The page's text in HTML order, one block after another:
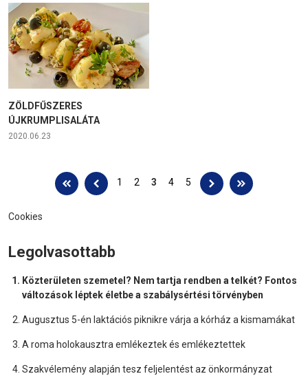
ZÖLDFŰSZERES
ÚJKRUMPLISALÁTA
2020.06.23
Oldalak 1 2 3 4 5
Cookies
Legolvasottabb
Közterületen szemetel? Nem tartja rendben a telkét? Fontos
változások léptek életbe a szabálysértési törvényben
Augusztus 5-én laktációs piknikre várja a kórház a kismamákat
A roma holokausztra emlékeztek és emlékeztettek
Szakvélemény alapján tesz feljelentést az önkormányzat